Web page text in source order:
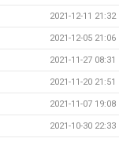
2021-12-11 21:32
2021-12-05 21:06
2021-11-27 08:31
2021-11-20 21:51
2021-11-07 19:08
2021-10-30 22:33